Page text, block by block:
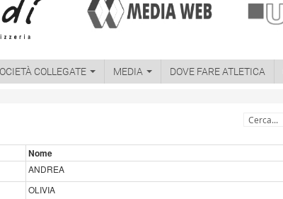
COLLEGATE MEDIA DOVE FARE ATLETICA
Nome
ANDREA
OLIVIA